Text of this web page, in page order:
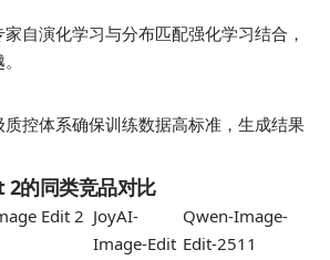
家自演化学习与分布匹配强化学习结合，
质控体系确保训练数据高标准，生成结果
的同类竞品对比
Edit 2 JoyAI-
Image-Edit
Qwen-Image-
Edit-2511